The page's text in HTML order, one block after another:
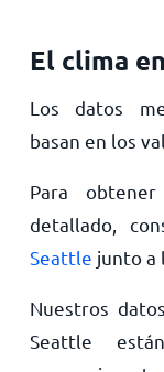
El clima
Los datos
basan en los
Para
detallado,
Seattle junto a
Nuestros
Seattle